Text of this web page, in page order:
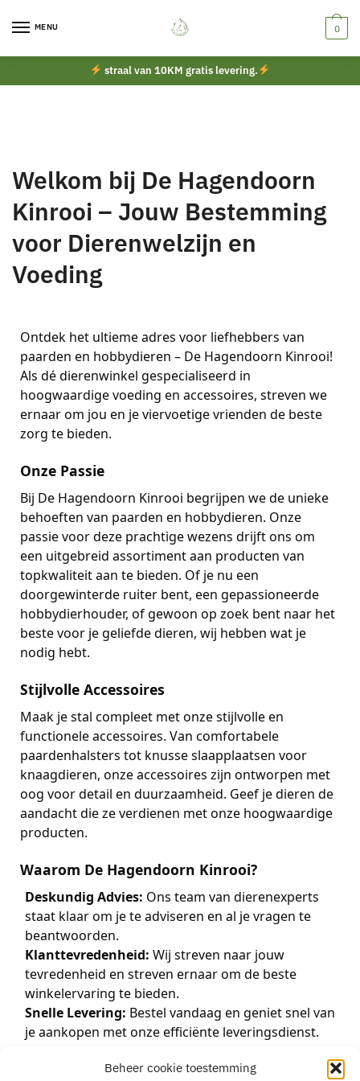
Beheer cookie toestemming
MENU 0
straal van 10KM gratis levering.
Welkom bij De Hagendoorn
Kinrooi – Jouw Bestemming
voor Dierenwelzijn en
Voeding
Ontdek het ultieme adres voor liefhebbers van
paarden en hobbydieren – De Hagendoorn Kinrooi!
Als dé dierenwinkel gespecialiseerd in
hoogwaardige voeding en accessoires, streven we
ernaar om jou en je viervoetige vrienden de beste
zorg te bieden.
Onze Passie
Bij De Hagendoorn Kinrooi begrijpen we de unieke
behoeften van paarden en hobbydieren. Onze
passie voor deze prachtige wezens drijft ons om
een uitgebreid assortiment aan producten van
topkwaliteit aan te bieden. Of je nu een
doorgewinterde ruiter bent, een gepassioneerde
hobbydierhouder, of gewoon op zoek bent naar het
beste voor je geliefde dieren, wij hebben wat je
nodig hebt.
Stijlvolle Accessoires
Maak je stal compleet met onze stijlvolle en
functionele accessoires. Van comfortabele
paardenhalsters tot knusse slaapplaatsen voor
knaagdieren, onze accessoires zijn ontworpen met
oog voor detail en duurzaamheid. Geef je dieren de
aandacht die ze verdienen met onze hoogwaardige
producten.
Waarom De Hagendoorn Kinrooi?
Deskundig Advies: Ons team van dierenexperts
staat klaar om je te adviseren en al je vragen te
beantwoorden.
Klanttevredenheid: Wij streven naar jouw
tevredenheid en streven ernaar om de beste
winkelervaring te bieden.
Snelle Levering: Bestel vandaag en geniet snel van
je aankopen met onze efficiënte leveringsdienst.